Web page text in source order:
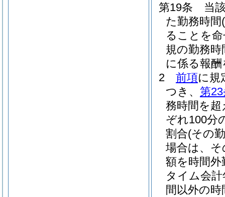
第19条
当
た勤務時間
ることを
規の勤務
に係る報
2
前項に規
つき、 第
務時間を
ぞれ100分
割合(その
場合は、
額を時間
タイム会
間以外の